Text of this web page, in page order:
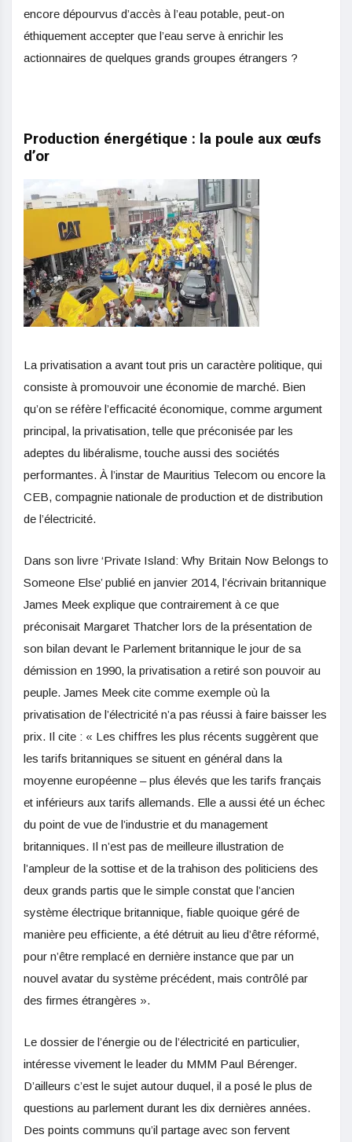
encore dépourvus d’accès à l’eau potable, peut-on
éthiquement accepter que l’eau serve à enrichir les
actionnaires de quelques grands groupes étrangers ?
Production énergétique : la poule aux œufs
d’or
La privatisation a avant tout pris un caractère politique, qui
consiste à promouvoir une économie de marché. Bien
qu’on se réfère l’efficacité économique, comme argument
principal, la privatisation, telle que préconisée par les
adeptes du libéralisme, touche aussi des sociétés
performantes. À l’instar de Mauritius Telecom ou encore la
CEB, compagnie nationale de production et de distribution
de l’électricité.
Dans son livre ‘Private Island: Why Britain Now Belongs to
Someone Else’ publié en janvier 2014, l’écrivain britannique
James Meek explique que contrairement à ce que
préconisait Margaret Thatcher lors de la présentation de
son bilan devant le Parlement britannique le jour de sa
démission en 1990, la privatisation a retiré son pouvoir au
peuple. James Meek cite comme exemple où la
privatisation de l’électricité n’a pas réussi à faire baisser les
prix. Il cite : « Les chiffres les plus récents suggèrent que
les tarifs britanniques se situent en général dans la
moyenne européenne – plus élevés que les tarifs français
et inférieurs aux tarifs allemands. Elle a aussi été un échec
du point de vue de l’industrie et du management
britanniques. Il n’est pas de meilleure illustration de
l’ampleur de la sottise et de la trahison des politiciens des
deux grands partis que le simple constat que l’ancien
système électrique britannique, fiable quoique géré de
manière peu efficiente, a été détruit au lieu d’être réformé,
pour n’être remplacé en dernière instance que par un
nouvel avatar du système précédent, mais contrôlé par
des firmes étrangères ».
Le dossier de l’énergie ou de l’électricité en particulier,
intéresse vivement le leader du MMM Paul Bérenger.
D’ailleurs c’est le sujet autour duquel, il a posé le plus de
questions au parlement durant les dix dernières années.
Des points communs qu’il partage avec son fervent